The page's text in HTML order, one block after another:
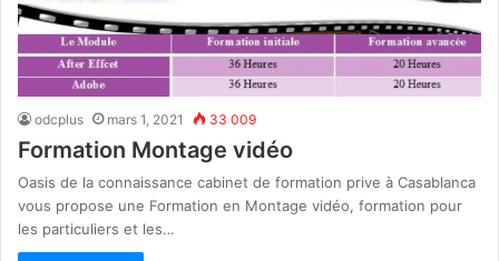
odcplus mars 1, 2021 33 009
Formation Montage vidéo
Oasis de la connaissance cabinet de formation prive à Casablanca
vous propose une Formation en Montage vidéo, formation pour
les particuliers et les…